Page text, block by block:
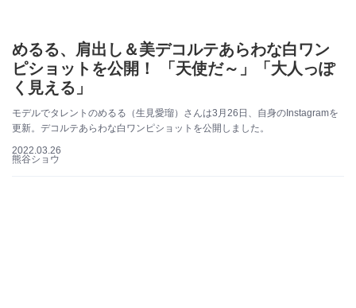
めるる、肩出し＆美デコルテあらわな白ワン
ピショットを公開！ 「天使だ～」「大人っぽ
く見える」
モデルでタレントのめるる（生見愛瑠）さんは3月26日、自身のInstagramを
更新。デコルテあらわな白ワンピショットを公開しました。
2022.03.26
熊谷ショウ